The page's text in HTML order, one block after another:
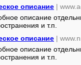
описание |
описание
и т.п.
описание |
описание
и т.п.